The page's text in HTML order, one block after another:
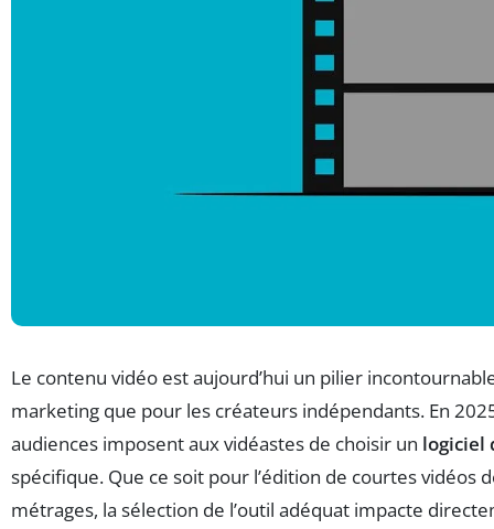
Le contenu vidéo est aujourd’hui un pilier
marketing que pour les créateurs indépendants. En
audiences imposent aux vidéastes de choisir un logiciel
spécifique. Que ce soit pour l’édition de courtes vidéos
métrages, la sélection de l’outil adéquat impacte